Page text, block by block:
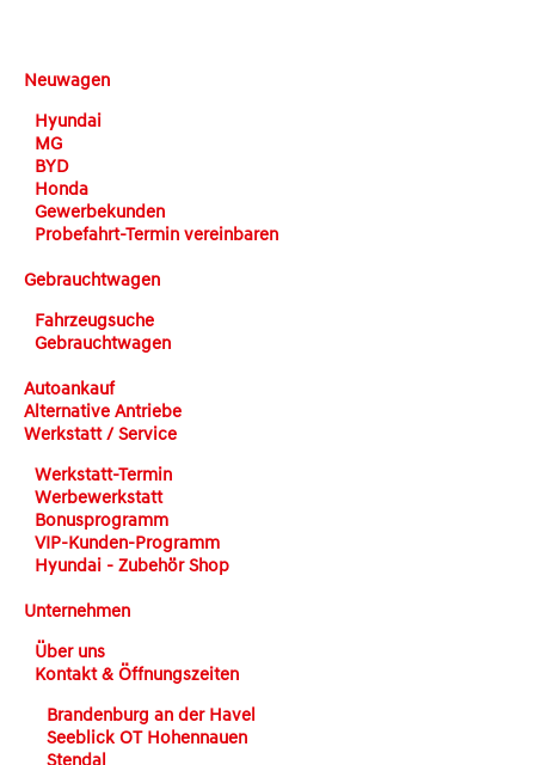
Neuwagen
Hyundai
MG
BYD
Honda
Gewerbekunden
Probefahrt-Termin vereinbaren
Gebrauchtwagen
Fahrzeugsuche
Gebrauchtwagen
Autoankauf
Alternative Antriebe
Werkstatt / Service
Werkstatt-Termin
Werbewerkstatt
Bonusprogramm
VIP-Kunden-Programm
Hyundai - Zubehör Shop
Unternehmen
Über uns
Kontakt & Öffnungszeiten
Brandenburg an der Havel
Seeblick OT Hohennauen